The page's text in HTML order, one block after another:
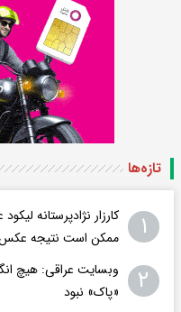
تازه‌ها
۱
کارزار نژادپرستانه
ممکن است نتیجه
۲
وبسایت عراقی: هیچ
«پاک» نبود